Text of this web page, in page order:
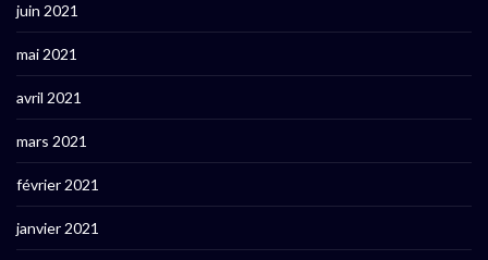
juin 2021
mai 2021
avril 2021
mars 2021
février 2021
janvier 2021